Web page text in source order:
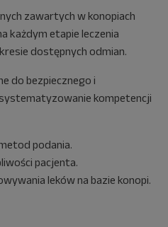
zawartych w konopiach
każdym etapie leczenia
dostępnych odmian.
do bezpiecznego i
kompetencji
podania.
pacjenta.
leków na bazie konopi.